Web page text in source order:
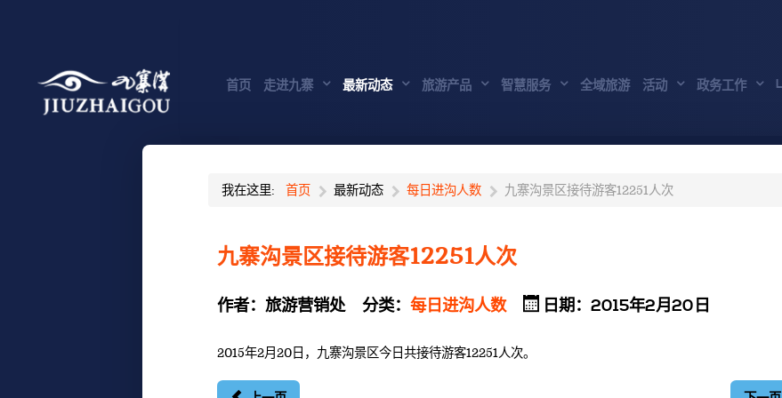
首页 走进九寨 最新动态 旅游产品 智慧服务 全域旅游 活动 政务工作
我在这里: 首页 最新动态 每日进沟人数 九寨沟景区接待游客12251人次
九寨沟景区接待游客12251人次
作者： 旅游营销处 分类： 每日进沟人数 日期：2015年2月20日
2015年2月20日，九寨沟景区今日共接待游客12251人次。